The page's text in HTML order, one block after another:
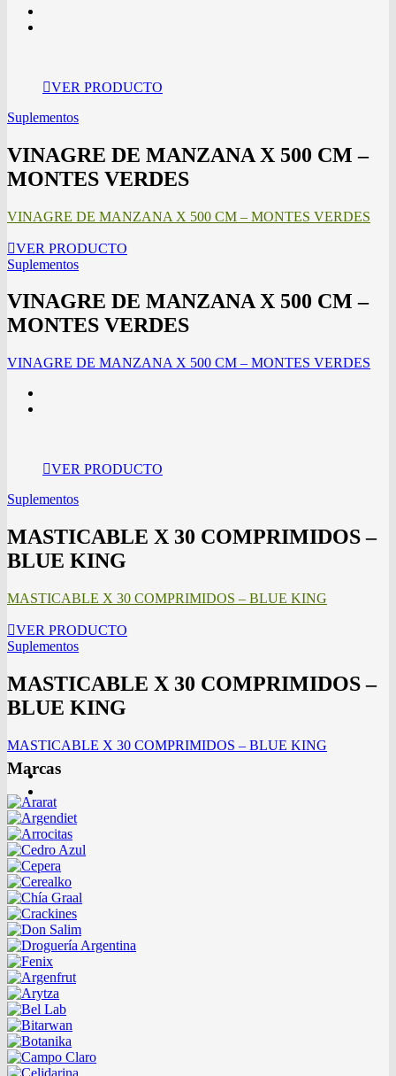
VER PRODUCTO
Suplementos
VINAGRE DE MANZANA X 500 CM –
MONTES VERDES
VINAGRE DE MANZANA X 500 CM – MONTES VERDES
VER PRODUCTO
Suplementos
VINAGRE DE MANZANA X 500 CM –
MONTES VERDES
VINAGRE DE MANZANA X 500 CM – MONTES VERDES
VER PRODUCTO
Suplementos
MASTICABLE X 30 COMPRIMIDOS –
BLUE KING
MASTICABLE X 30 COMPRIMIDOS – BLUE KING
VER PRODUCTO
Suplementos
MASTICABLE X 30 COMPRIMIDOS –
BLUE KING
MASTICABLE X 30 COMPRIMIDOS – BLUE KING
Marcas